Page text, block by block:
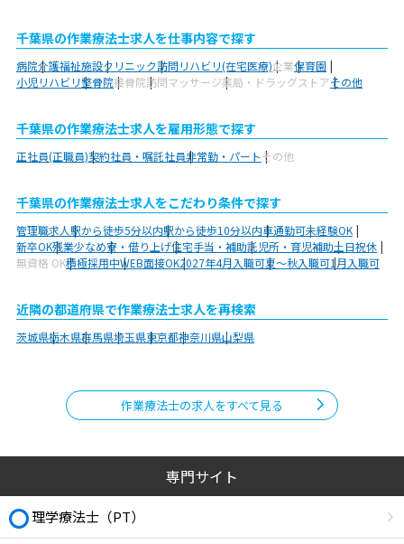
千葉県の作業療法士求人を仕事内容で探す
病院介護福祉施設クリニック訪問リハビリ(在宅医療)企業保育園
小児リハビリ整骨院接骨院訪問マッサージ薬局・ドラッグストアその他
千葉県の作業療法士求人を雇用形態で探す
正社員(正職員)契約社員・嘱託社員非常勤・パートその他
千葉県の作業療法士求人をこだわり条件で探す
管理職求人駅から徒歩5分以内駅から徒歩10分以内車通勤可未経験OK
新卒OK残業少なめ寮・借り上げ住宅手当・補助託児所・育児補助土日祝休
無資格 OK積極採用中WEB面接OK2027年4月入職可夏～秋入職可1月入職可
近隣の都道府県で作業療法士求人を再検索
茨城県栃木県群馬県埼玉県東京都神奈川県山梨県
作業療法士の求人をすべて見る
専門サイト
理学療法士（PT）